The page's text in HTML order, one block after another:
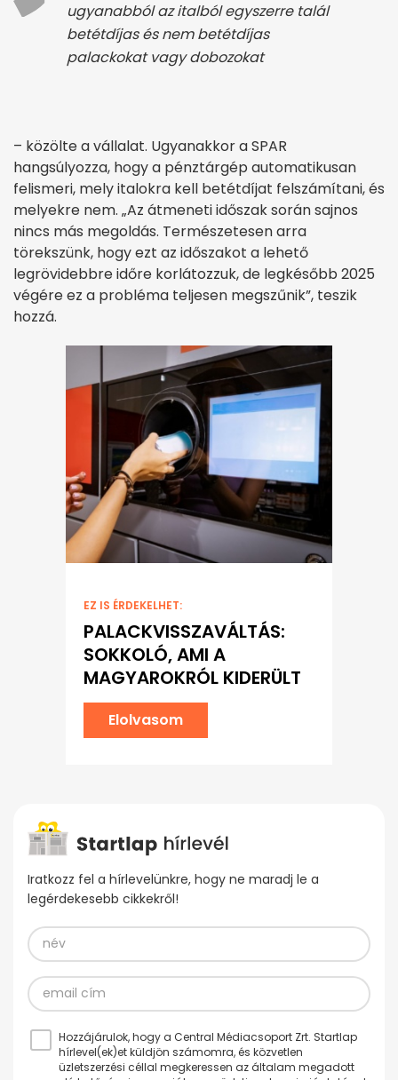
ugyanabból az italból egyszerre talál
betétdíjas és nem betétdíjas
palackokat vagy dobozokat
– közölte a vállalat. Ugyanakkor a SPAR
hangsúlyozza, hogy a pénztárgép automatikusan
felismeri, mely italokra kell betétdíjat felszámítani, és
melyekre nem. „Az átmeneti időszak során sajnos
nincs más megoldás. Természetesen arra
törekszünk, hogy ezt az időszakot a lehető
legrövidebbre időre korlátozzuk, de legkésőbb 2025
végére ez a probléma teljesen megszűnik”, teszik
hozzá.
EZ IS ÉRDEKELHET:
PALACKVISSZAVÁLTÁS:
SOKKOLÓ, AMI A
MAGYAROKRÓL KIDERÜLT
Elolvasom
Iratkozz fel a hírlevelünkre, hogy ne maradj le a
legérdekesebb cikkekről!
Hozzájárulok, hogy a Central Médiacsoport Zrt. Startlap
hírlevel(ek)et küldjön számomra, és közvetlen
üzletszerzési céllal megkeressen az általam megadott